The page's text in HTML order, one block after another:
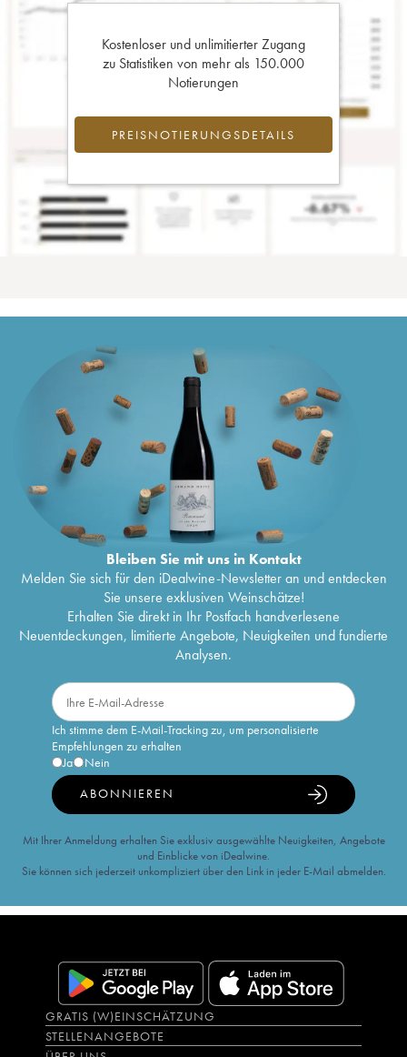
Kostenloser und unlimitierter Zugang
zu Statistiken von mehr als 150.000
Notierungen
PREISNOTIERUNGSDETAILS
Bleiben Sie mit uns in Kontakt
Melden Sie sich für den iDealwine-Newsletter an und entdecken
Sie unsere exklusiven Weinschätze!
Erhalten Sie direkt in Ihr Postfach handverlesene
Neuentdeckungen, limitierte Angebote, Neuigkeiten und fundierte
Analysen.
Ich stimme dem E-Mail-Tracking zu, um personalisierte
Empfehlungen zu erhalten
Ja
Nein
ABONNIEREN
Mit Ihrer Anmeldung erhalten Sie exklusiv ausgewählte Neuigkeiten, Angebote
und Einblicke von iDealwine.
Sie können sich jederzeit unkompliziert über den Link in jeder E-Mail abmelden.
GRATIS (W)EINSCHÄTZUNG
STELLENANGEBOTE